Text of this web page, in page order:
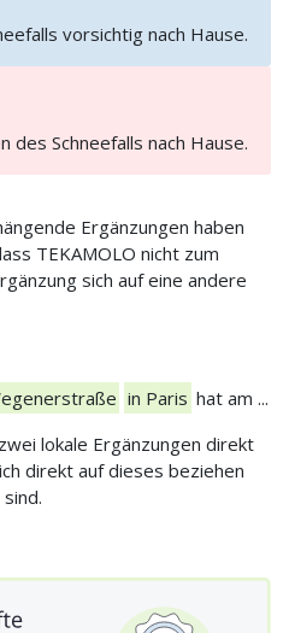
vorsichtig nach Hause.
des Schneefalls nach Hause.
Ergänzungen haben
TEKAMOLO nicht zum
sich auf eine andere
in Paris hat am ...
lokale Ergänzungen direkt
direkt auf dieses beziehen